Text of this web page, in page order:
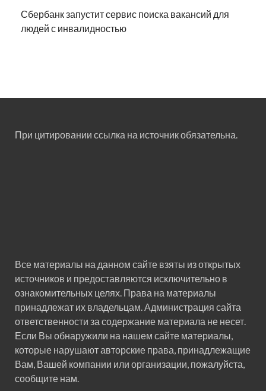
Сбербанк запустит сервис поиска вакансий для
людей с инвалидностью
При цитировании ссылка на источник обязательна.
Все материалы на данном сайте взяты из открытых
источников и предоставляются исключительно в
ознакомительных целях. Права на материалы
принадлежат их владельцам. Администрация сайта
ответственности за содержание материала не несет.
Если Вы обнаружили на нашем сайте материалы,
которые нарушают авторские права, принадлежащие
Вам, Вашей компании или организации, пожалуйста,
сообщите нам.